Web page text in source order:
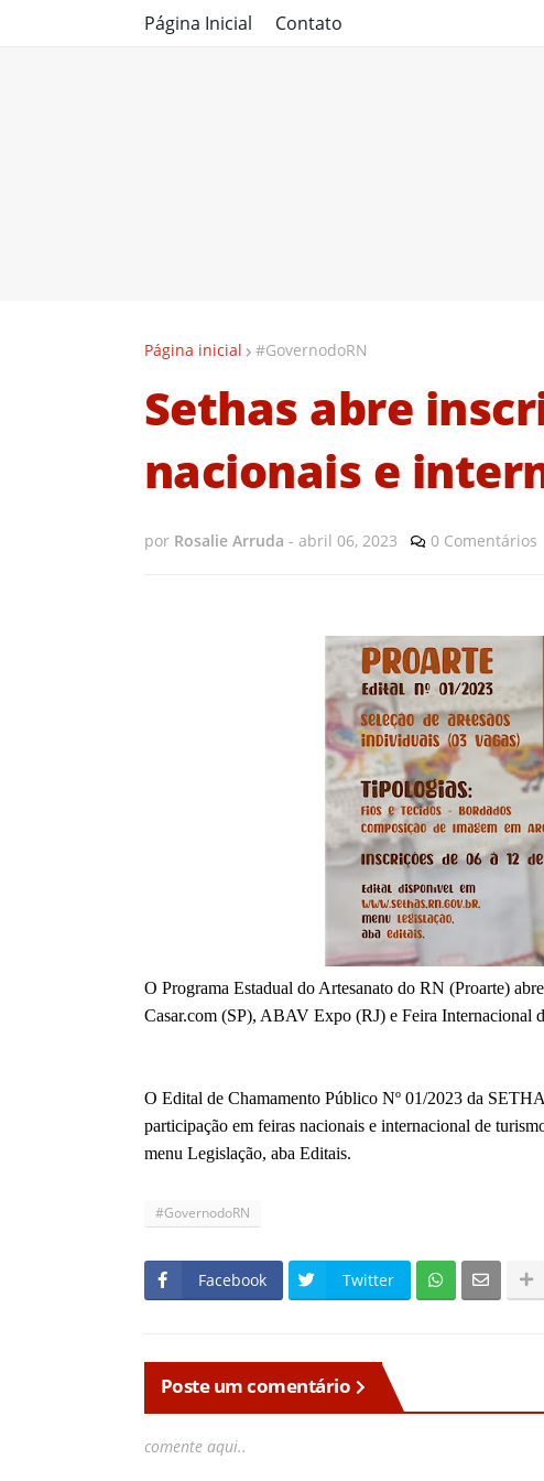
Página Inicial Contato
Página inicial #GovernodoRN
Sethas abre
nacionais e
por Rosalie Arruda - abril 06, 2023 0 Comentários
O Programa Estadual do Artesanato do RN (Proarte)
Casar.com (SP), ABAV Expo (RJ) e Feira Internacional
O Edital de Chamamento Público Nº 01/2023 da
participação em feiras nacionais e internacional de
menu Legislação, aba Editais.
#GovernodoRN
Facebook Twitter
Poste um comentário
comente aqui..